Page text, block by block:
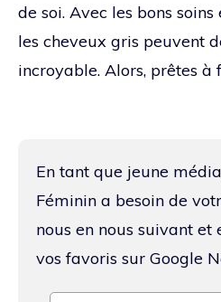
de soi. Avec les bons
les cheveux gris peuvent
incroyable. Alors, prêtes à
En tant que jeune
Féminin a besoin de
nous en nous suivant et
vos favoris sur Google